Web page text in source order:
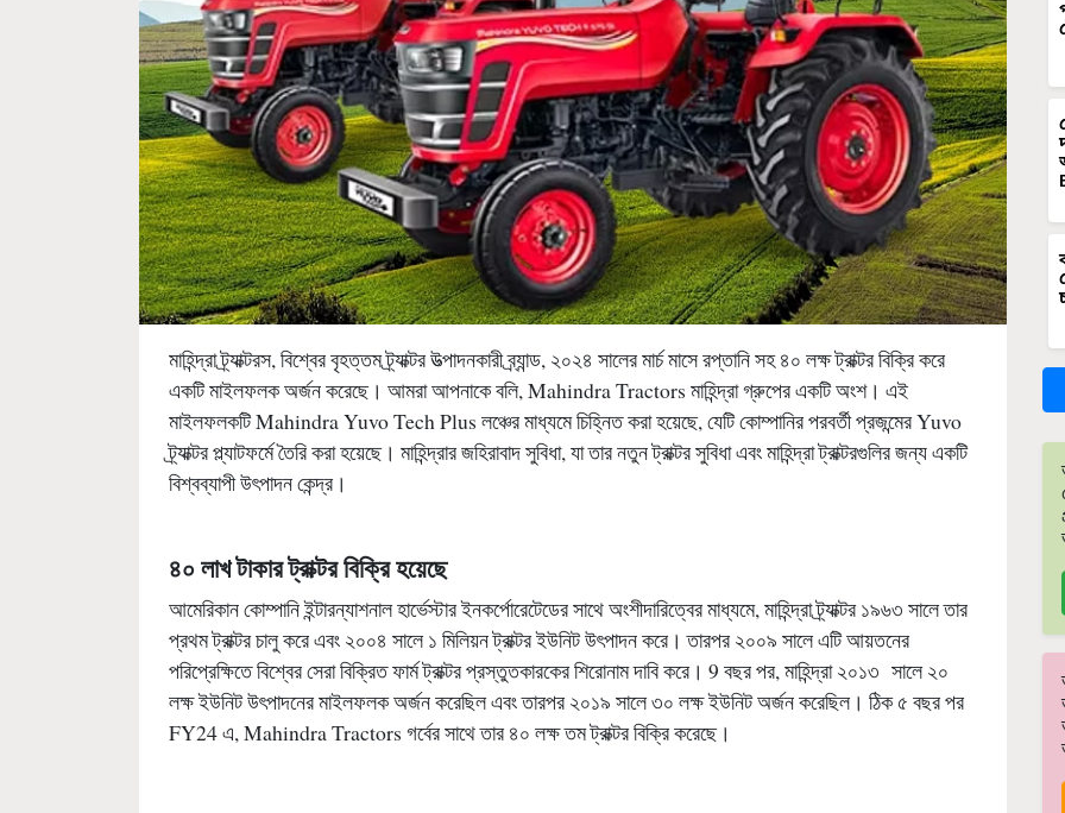
মাহিন্দ্রা ট্র্যাক্টরস, বিশ্বের বৃহত্তম ট্র্যাক্টর উত্পাদনকারী ব্র্যান্ড, ২০২৪ সালের মার্চ মাসে রপ্তানি সহ ৪০ লক্ষ ট্রাক্টর বিক্রি করে
একটি মাইলফলক অর্জন করেছে। আমরা আপনাকে বলি, Mahindra Tractors মাহিন্দ্রা গ্রুপের একটি অংশ। এই
মাইলফলকটি Mahindra Yuvo Tech Plus লঞ্চের মাধ্যমে চিহ্নিত করা হয়েছে, যেটি কোম্পানির পরবর্তী প্রজন্মের Yuvo
ট্র্যাক্টর প্ল্যাটফর্মে তৈরি করা হয়েছে। মাহিন্দ্রার জহিরাবাদ সুবিধা, যা তার নতুন ট্রাক্টর সুবিধা এবং মাহিন্দ্রা ট্রাক্টরগুলির জন্য একটি
বিশ্বব্যাপী উৎপাদন কেন্দ্র।
৪০ লাখ টাকার ট্রাক্টর বিক্রি হয়েছে
আমেরিকান কোম্পানি ইন্টারন্যাশনাল হার্ভেস্টার ইনকর্পোরেটেডের সাথে অংশীদারিত্বের মাধ্যমে, মাহিন্দ্রা ট্র্যাক্টর ১৯৬৩ সালে তার
প্রথম ট্রাক্টর চালু করে এবং ২০০৪ সালে ১ মিলিয়ন ট্রাক্টর ইউনিট উৎপাদন করে। তারপর ২০০৯ সালে এটি আয়তনের
পরিপ্রেক্ষিতে বিশ্বের সেরা বিক্রিত ফার্ম ট্রাক্টর প্রস্তুতকারকের শিরোনাম দাবি করে। 9 বছর পর, মাহিন্দ্রা ২০১৩ সালে ২০
লক্ষ ইউনিট উৎপাদনের মাইলফলক অর্জন করেছিল এবং তারপর ২০১৯ সালে ৩০ লক্ষ ইউনিট অর্জন করেছিল। ঠিক ৫ বছর পর
FY24 এ, Mahindra Tractors গর্বের সাথে তার ৪০ লক্ষ তম ট্রাক্টর বিক্রি করেছে।